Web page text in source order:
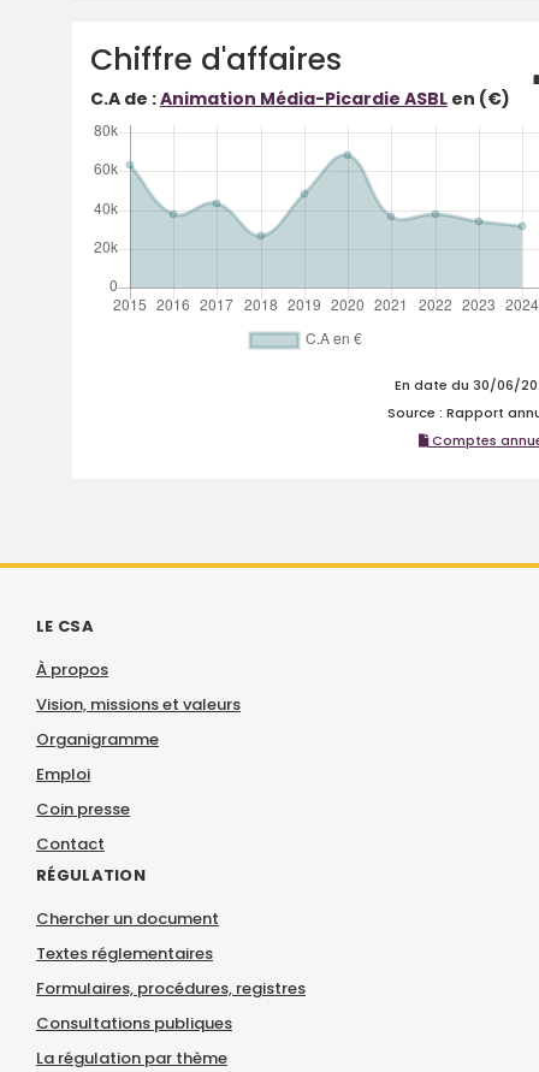
Chiffre d'affaires
C.A de :Animation Média-Picardie ASBLen (€)
En date du 30/06/
Source : Rapport
Comptes
LE CSA
À propos
Vision, missions et valeurs
Organigramme
Emploi
Coin presse
Contact
RÉGULATION
Chercher un document
Textes réglementaires
Formulaires, procédures, registres
Consultations publiques
La régulation par thème